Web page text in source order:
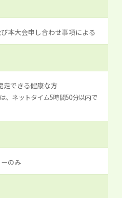
本大会申し合わせ事項による
走できる健康な方
、ネットタイム5時間50分以内で
のみ